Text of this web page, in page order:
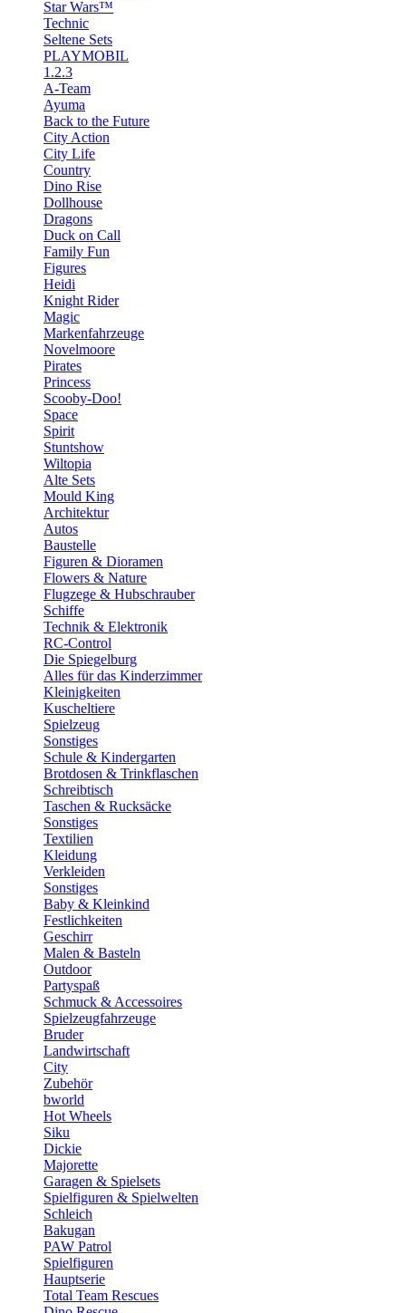
Star Wars™
Technic
Seltene Sets
PLAYMOBIL
1.2.3
A-Team
Ayuma
Back to the Future
City Action
City Life
Country
Dino Rise
Dollhouse
Dragons
Duck on Call
Family Fun
Figures
Heidi
Knight Rider
Magic
Markenfahrzeuge
Novelmoore
Pirates
Princess
Scooby-Doo!
Space
Spirit
Stuntshow
Wiltopia
Alte Sets
Mould King
Architektur
Autos
Baustelle
Figuren & Dioramen
Flowers & Nature
Flugzege & Hubschrauber
Schiffe
Technik & Elektronik
RC-Control
Die Spiegelburg
Alles für das Kinderzimmer
Kleinigkeiten
Kuscheltiere
Spielzeug
Sonstiges
Schule & Kindergarten
Brotdosen & Trinkflaschen
Schreibtisch
Taschen & Rucksäcke
Sonstiges
Textilien
Kleidung
Verkleiden
Sonstiges
Baby & Kleinkind
Festlichkeiten
Geschirr
Malen & Basteln
Outdoor
Partyspaß
Schmuck & Accessoires
Spielzeugfahrzeuge
Bruder
Landwirtschaft
City
Zubehör
bworld
Hot Wheels
Siku
Dickie
Majorette
Garagen & Spielsets
Spielfiguren & Spielwelten
Schleich
Bakugan
PAW Patrol
Spielfiguren
Hauptserie
Total Team Rescues